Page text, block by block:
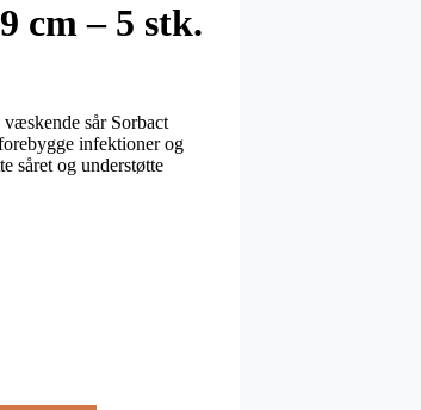
cm – 5 stk.
sår Sorbact
infektioner og
såret og understøtte